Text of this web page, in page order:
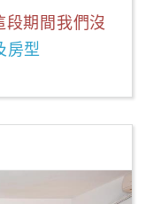
期間我們沒
房型